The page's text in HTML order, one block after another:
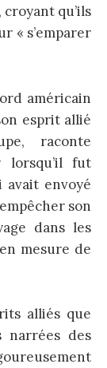
qu’ils
« s’emparer
américain
esprit allié
raconte
lorsqu’il fut
avait envoyé
son
dans les
mesure de
alliés que
narrées des